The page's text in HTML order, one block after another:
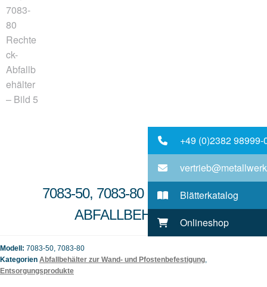
7083-50, 7083-80 RECHTECK-
ABFALLBEHÄLTER
Modell: 7083-50, 7083-80
Kategorien Abfallbehälter zur Wand- und Pfostenbefestigung,
Entsorgungsprodukte
+49 (0)2382 98999-
Blätterkatalog
Onlineshop